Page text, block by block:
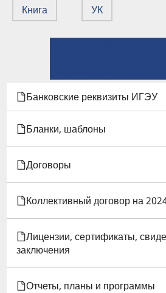
Книга УК
КНИГИ
ДЛЯ
ГРАФИК
ПРОХОЖДЕНИЯ
ВЫБОРОВ
НА
ДОЛЖНОСТИ
ДЕКАНА
Банковские реквизиты ИГЭУ
Бланки, шаблоны
Договоры
Коллективный договор на
Лицензии, сертификаты,
заключения
Отчеты, планы и программы